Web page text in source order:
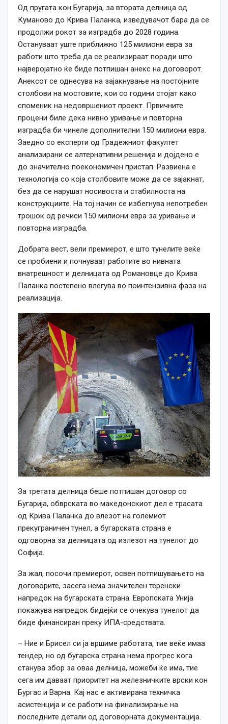
Од пругата кон Бугарија, за втората делница од
Куманово до Крива Паланка, изведувачот бара да се
продолжи рокот за изградба до 2028 година.
Остануваат уште приближно 125 милиони евра за
работи што треба да се реализираат поради што
најверојатно ќе биде потпишан анекс на договорот.
Анексот се однесува на зајакнување на постојните
столбови на мостовите, кои со години стојат како
споменик на недовршениот проект. Првичните
процени биле дека нивно уривање и повторна
изградба би чинеле дополнителни 150 милиони евра.
Заедно со експерти од Градежниот факултет
анализирани се алтернативни решенија и дојдено е
до значително поекономичен пристап. Развиена е
технологија со која столбовите може да се зајакнат,
без да се нарушат носивоста и стабилноста на
конструкциите. На тој начин се избегнува непотребен
трошок од речиси 150 милиони евра за уривање и
повторна изградба.
Добрата вест, вели премиерот, е што тунелите веќе
се пробиени и почнуваат работите во нивната
внатрешност и делницата од Романовце до Крива
Паланка постепено влегува во поинтензивна фаза на
реализација.
За третата делница беше потпишан договор со
Бугарија, обврската во македонскиот дел е трасата
од Крива Паланка до влезот на големиот
прекуграничен тунел, а бугарската страна е
одговорна за делницата од излезот на тунелот до
Софија.
За жал, посочи премиерот, освен потпишувањето на
договорите, засега нема значителен теренски
напредок на бугарската страна. Европската Унија
покажува напредок бидејќи се очекува тунелот да
биде финансиран преку ИПА-средствата.
– Ние и Брисел си ја вршиме работата, тие веќе имаа
тендер, но од бугарска страна нема прогрес кога
станува збор за оваа делница, можеби ќе има, тие
сега им даваат приоритет на железничките врски кон
Бургас и Варна. Кај нас е активирана техничка
асистенција и се работи на финализирање на
последните детали од договорната документација.